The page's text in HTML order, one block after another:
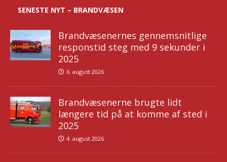
SENESTE NYT – BRANDVÆSEN
Brandvæsenernes gennemsnitlige
responstid steg med 9 sekunder i
2025
6. august 2026
Brandvæsenerne brugte lidt
længere tid på at komme af sted i
2025
4. august 2026